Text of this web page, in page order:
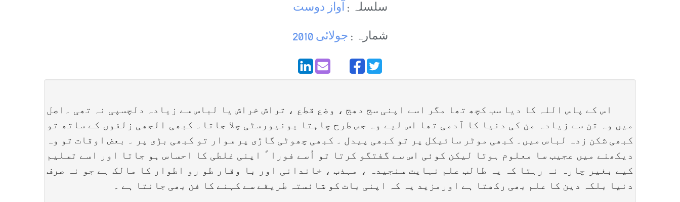
سلسلہ : آواز دوست
شمارہ : جولائی 2010
اس کے پاس اللہ کا دیا سب کچھ تھا مگر اسے اپنی سج دھج ، وضع قطع ، تراش خراش یا لباس سے زیادہ دلچسپی نہ تھی ۔اصل
میں وہ تن سے زیادہ من کی دنیا کا آدمی تھا اس لیے وہ جس طرح چاہتا یونیورسٹی چلا جاتا۔ کبھی الجھی زلفوں کے ساتھ تو
کبھی شکن زدہ لباس میں۔ کبھی موٹر سائیکل پر تو کبھی پیدل ۔ کبھی چھوٹی گاڑی پر سوار تو کبھی بڑی پر ۔ بعض اوقات تو وہ
دیکھنے میں عجیب سا معلوم ہوتا لیکن کوئی اس سے گفتگو کرتا تو اُسے فورا ً اپنی غلطی کا احساس ہو جاتا اور اسے تسلیم
کیے بغیر چارہ نہ رہتا کہ یہ طالب علم نہایت سنجیدہ ، مہذب ، خاندانی اور با وقار طو رو اطوار کا مالک ہے جو نہ صرف
دنیا بلکہ دین کا علم بھی رکھتا ہے اورمزید یہ کہ اپنی بات کو شائستہ طریقے سے کہنے کا فن بھی جانتا ہے ۔